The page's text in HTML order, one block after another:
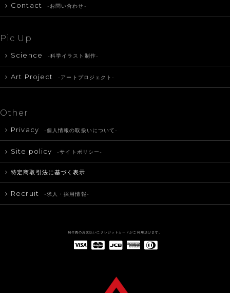
Contact -お問い合わせ-
Pic Up
Science -科学イラスト制作-
Art Project -アートプロジェクト-
Other
Privacy -個人情報の取扱いについて-
Site policy -サイトポリシー-
特定商取引法に基づく表示
Recruit -求人・採用情報-
制作費のお支払いにクレジットカードがご利用頂けます。